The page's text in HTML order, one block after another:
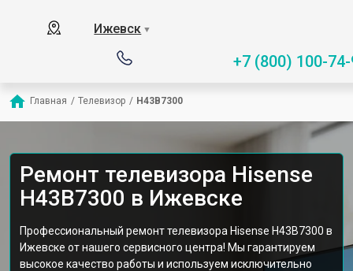
Ижевск ▼
+7 (800) 100-
Главная / Телевизор / H43B7300
Ремонт телевизора Hisense
H43B7300 в Ижевске
Профессиональный ремонт телевизора Hisense H43B7300 в
Ижевске от нашего сервисного центра! Мы гарантируем
высокое качество работы и используем исключительно